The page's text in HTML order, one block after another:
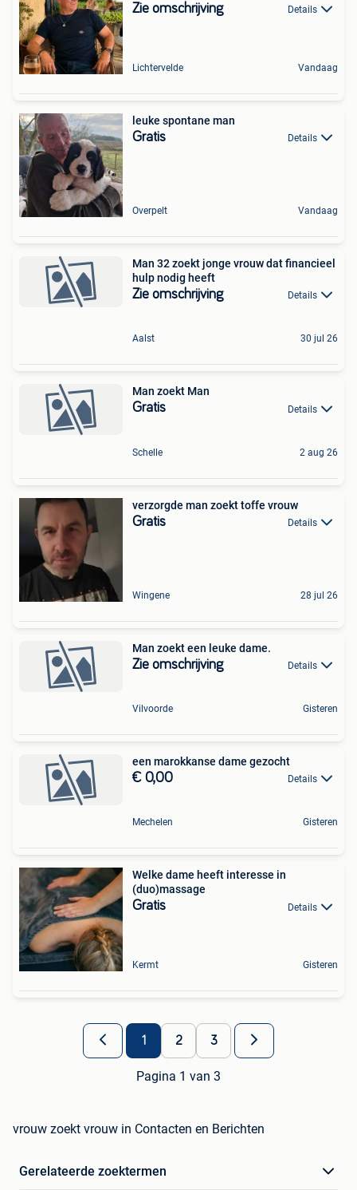
Zie omschrijving Details
Lichtervelde Vandaag
leuke spontane man
Gratis Details
Overpelt Vandaag
Man 32 zoekt jonge vrouw dat financieel
hulp nodig heeft
Zie omschrijving Details
Aalst 30 jul 26
Man zoekt Man
Gratis Details
Schelle 2 aug 26
verzorgde man zoekt toffe vrouw
Gratis Details
Wingene 28 jul 26
Man zoekt een leuke dame.
Zie omschrijving Details
Vilvoorde Gisteren
een marokkanse dame gezocht
€ 0,00 Details
Mechelen Gisteren
Welke dame heeft interesse in
(duo)massage
Gratis Details
Kermt Gisteren
1 2 3
Pagina 1 van 3
vrouw zoekt vrouw in Contacten en Berichten
Gerelateerde zoektermen